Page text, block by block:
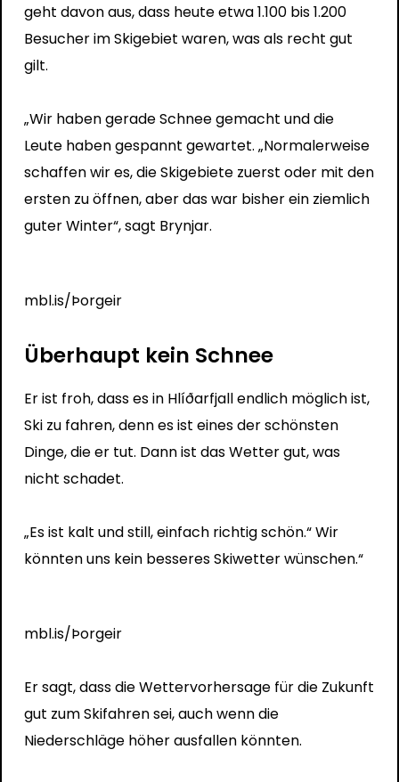
geht davon aus, dass heute etwa 1.100 bis 1.200
Besucher im Skigebiet waren, was als recht gut
gilt.
„Wir haben gerade Schnee gemacht und die
Leute haben gespannt gewartet. „Normalerweise
schaffen wir es, die Skigebiete zuerst oder mit den
ersten zu öffnen, aber das war bisher ein ziemlich
guter Winter“, sagt Brynjar.
mbl.is/Þorgeir
Überhaupt kein Schnee
Er ist froh, dass es in Hlíðarfjall endlich möglich ist,
Ski zu fahren, denn es ist eines der schönsten
Dinge, die er tut. Dann ist das Wetter gut, was
nicht schadet.
„Es ist kalt und still, einfach richtig schön.“ Wir
könnten uns kein besseres Skiwetter wünschen.“
mbl.is/Þorgeir
Er sagt, dass die Wettervorhersage für die Zukunft
gut zum Skifahren sei, auch wenn die
Niederschläge höher ausfallen könnten.